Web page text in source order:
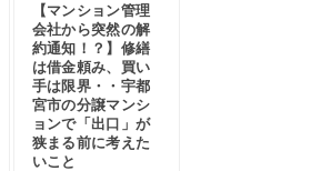
【マンション管理
会社から突然の解
約通知！？】修繕
は借金頼み、買い
手は限界・・宇都
宮市の分譲マンシ
ョンで「出口」が
狭まる前に考えた
いこと